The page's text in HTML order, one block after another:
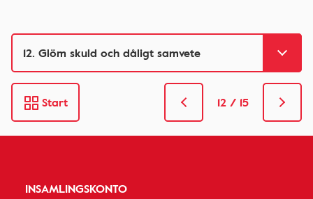
Start 12 / 15
INSAMLINGSKONTO